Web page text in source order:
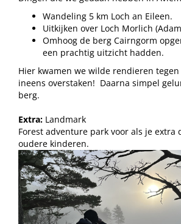
Wandeling 5 km Loch an Eileen.
Uitkijken over Loch Morlich
Omhoog de berg Cairngorm
een prachtig uitzicht hadden.
Hier kwamen we wilde rendieren
ineens overstaken! Daarna simpel
berg.
Extra: Landmark
Forest adventure park voor als je extra
oudere kinderen.